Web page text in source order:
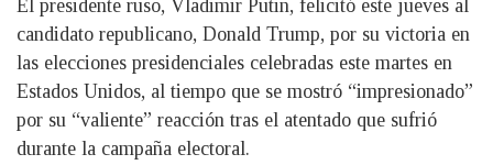
El presidente ruso, Vladimir Putin, felicitó este jueves al
candidato republicano, Donald Trump, por su victoria en
las elecciones presidenciales celebradas este martes en
Estados Unidos, al tiempo que se mostró “impresionado”
por su “valiente” reacción tras el atentado que sufrió
durante la campaña electoral.